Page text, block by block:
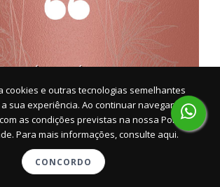
cookies e outras tecnologias semelhantes
sua experiência. Ao continuar navegando,
as condições previstas na nossa Política
Para mais informações, consulte aqui.
CONCORDO